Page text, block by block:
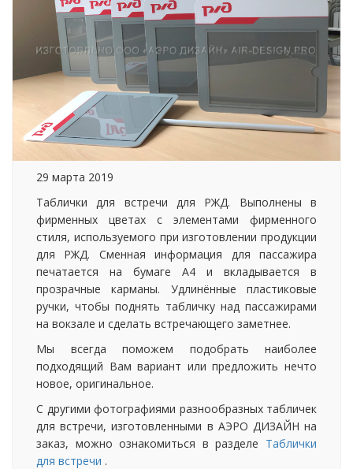
29 марта 2019
Таблички для встречи для РЖД. Выполнены в
фирменных цветах с элементами фирменного
стиля, используемого при изготовлении продукции
для РЖД. Сменная информация для пассажира
печатается на бумаге А4 и вкладывается в
прозрачные карманы. Удлинённые пластиковые
ручки, чтобы поднять табличку над пассажирами
на вокзале и сделать встречающего заметнее.
Мы всегда поможем подобрать наиболее
подходящий Вам вариант или предложить нечто
новое, оригинальное.
С другими фотографиями разнообразных табличек
для встречи, изготовленными в АЭРО ДИЗАЙН на
заказ, можно ознакомиться в разделе Таблички
для встречи .